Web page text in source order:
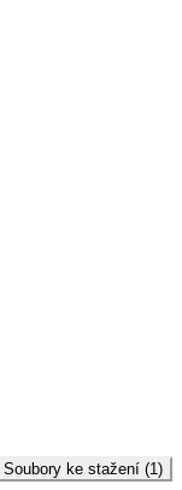
Soubory ke stažení (1)